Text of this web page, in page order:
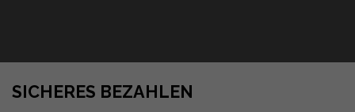
SICHERES BEZAHLEN